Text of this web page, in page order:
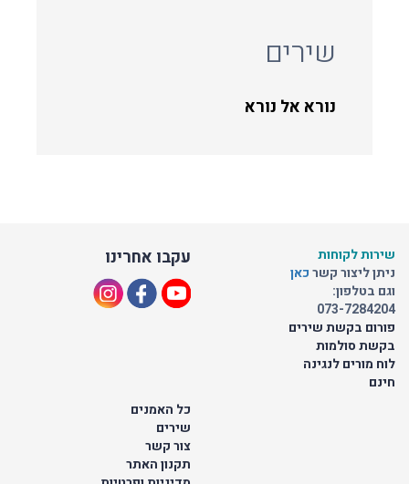
שירים
נורא אל נורא
עקבו אחרינו
שירות לקוחות
ניתן ליצור קשרכאן
וגם בטלפון:
073-7284204
פורום בקשת שירים
בקשת סולמות
לוח מורים לנגינה
חינם
כל האמנים
שירים
צור קשר
תקנון האתר